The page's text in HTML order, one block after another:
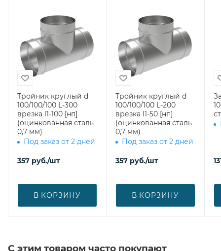
Тройник круглый d
100/100/100 L-300
врезка l1-100 [нп]
(оцинкованная сталь
0,7 мм)
Под заказ от 2 дней
357 руб./шт
В КОРЗИНУ
Тройник круглый d
100/100/100 L-200
врезка l1-50 [нп]
(оцинкованная сталь
0,7 мм)
Под заказ от 2 дней
357 руб./шт
В КОРЗИНУ
100
С этим товаром часто покупают